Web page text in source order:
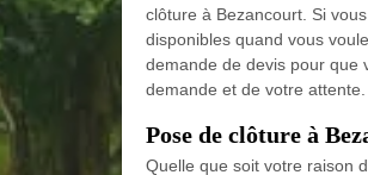
clôture à Bezancourt. Si
disponibles quand vous
demande de devis pour que
demande et de votre
Pose de clôture à
Quelle que soit votre raison